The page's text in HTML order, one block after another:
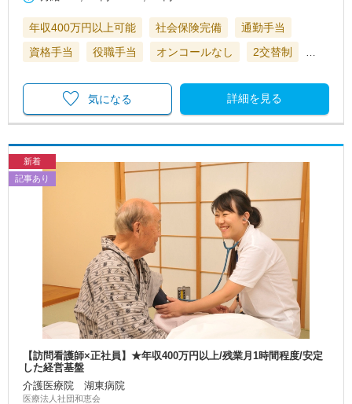
年収400万円以上可能 社会保険完備
通勤手当
資格手当
役職手当 オンコールなし 2交替制
詳細を見る
気になる
新着
記事あり
【訪問看護師×正社員】★年収400万円以上/残業月1時間程度/安定
した経営基盤
介護医療院 湖東病院
医療法人社団和恵会